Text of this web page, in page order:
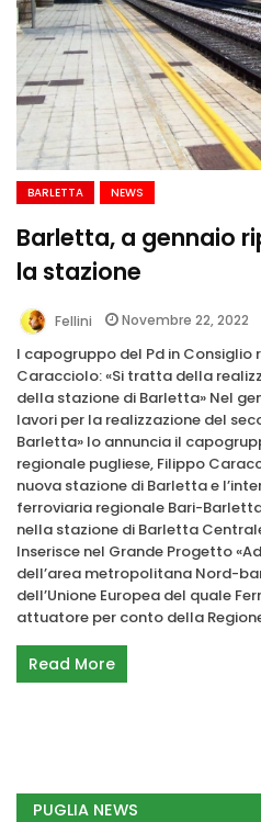
BARLETTA NEWS
Barletta, a gennaio
la stazione
Fellini Novembre 22, 2022
l capogruppo del Pd in Consiglio
Caracciolo: «Si tratta della
della stazione di Barletta» Nel
lavori per la realizzazione del
Barletta» lo annuncia il
regionale pugliese, Filippo
nuova stazione di Barletta e
ferroviaria regionale Bari-
nella stazione di Barletta
Inserisce nel Grande Progetto
dell’area metropolitana Nord-
dell’Unione Europea del quale
attuatore per conto della
Read More
PUGLIA NEWS